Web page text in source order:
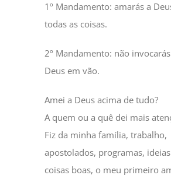
1º Mandamento: amarás a
todas as coisas.
2º Mandamento: não
Deus em vão.
Amei a Deus acima de tudo?
A quem ou a quê dei mais
Fiz da minha família, trabalho,
apostolados, programas,
coisas boas, o meu primeiro